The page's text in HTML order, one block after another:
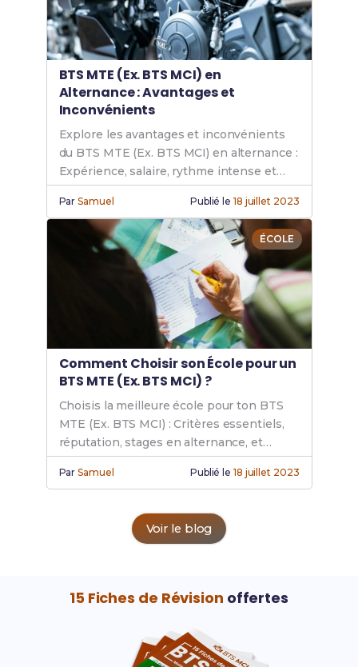
BTS MTE (Ex. BTS MCI) en
Alternance : Avantages et
Inconvénients
Explore les avantages et inconvénients
du BTS MTE (Ex. BTS MCI) en alternance :
Expérience, salaire, rythme intense et
conseils pour réussir ton parcours en
entreprise.
ParSamuel Publié le 18 juillet 2023
ÉCOLE
Comment Choisir son École pour un
BTS MTE (Ex. BTS MCI) ?
Choisis la meilleure école pour ton BTS
MTE (Ex. BTS MCI) : Critères essentiels,
réputation, stages en alternance, et
accompagnement pédagogique pour
maximiser ta réussite et ton avenir.
ParSamuel Publié le 18 juillet 2023
Voir le blog
15 Fiches de Révision offertes